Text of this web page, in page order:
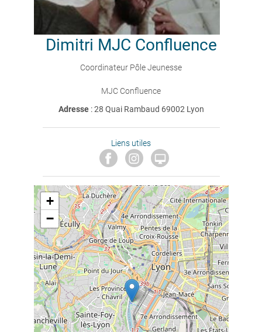
Dimitri MJC Confluence
Coordinateur Pôle Jeunesse
MJC Confluence
Adresse : 28 Quai Rambaud 69002 Lyon
Liens utiles

+
−